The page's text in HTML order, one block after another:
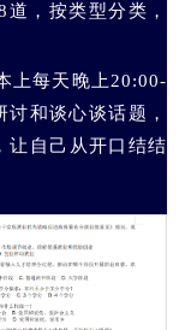
，按类型分类，
上每天晚上20:00-
和谈心谈话题，
让自己从开口结结